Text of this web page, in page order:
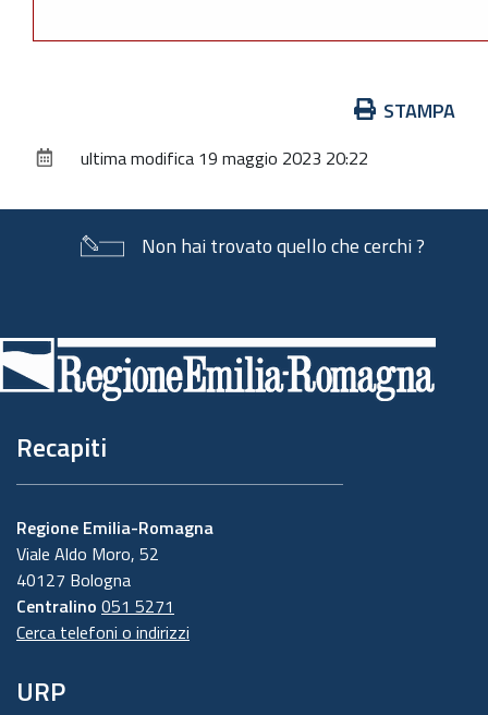
documento
STAMPA
ultima modifica 19 maggio 2023 20:22
Non hai trovato quello che cerchi ?
di
pagina
Recapiti
Regione Emilia-Romagna
Viale Aldo Moro, 52
40127 Bologna
Centralino 051 5271
Cerca telefoni o indirizzi
URP